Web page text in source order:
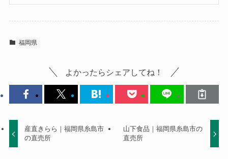
福岡県
よかったらシェアしてね！
産直きらら｜福岡県糸島市
の直売所
山下食品｜福岡県糸島市の
直売所